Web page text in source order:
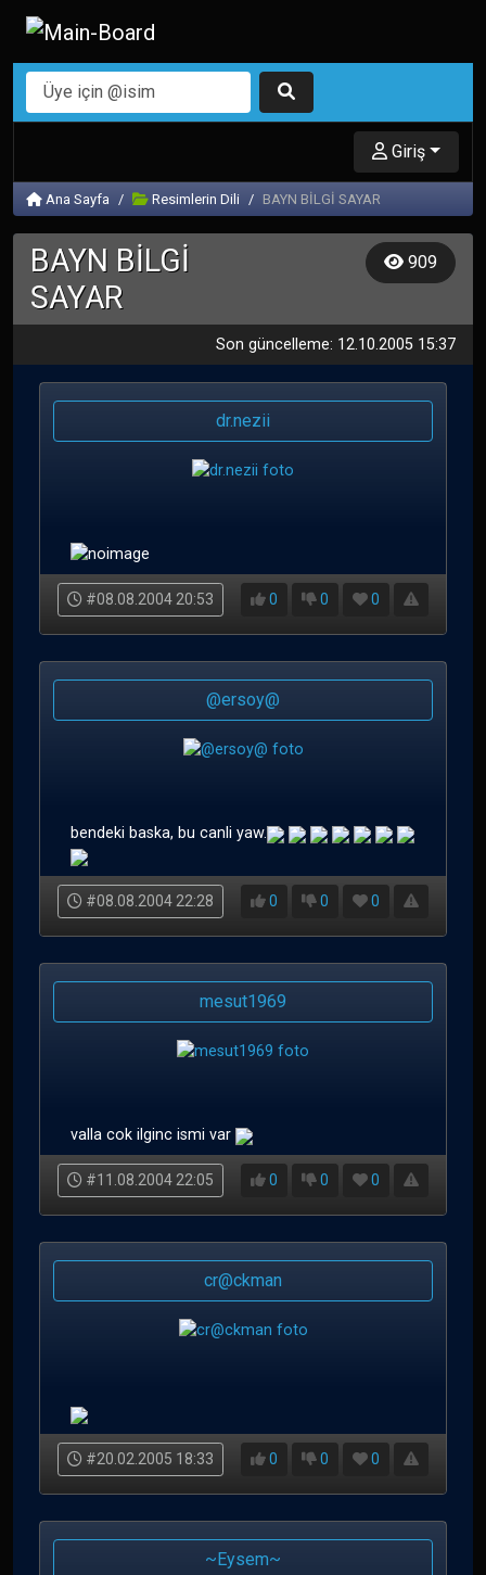
Giriş
Ana Sayfa Resimlerin Dili BAYN BİLGİ SAYAR
BAYN BİLGİ
SAYAR
909
Son güncelleme: 12.10.2005 15:37
dr.nezii
#08.08.2004 20:53 0 0 0
@ersoy@
bendeki baska, bu canli yaw.
#08.08.2004 22:28 0 0 0
mesut1969
valla cok ilginc ismi var
#11.08.2004 22:05 0 0 0
cr@ckman
#20.02.2005 18:33 0 0 0
~Eysem~